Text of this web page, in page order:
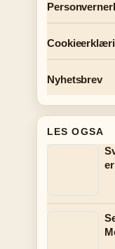
Nyhetsbrev
LES OGSA